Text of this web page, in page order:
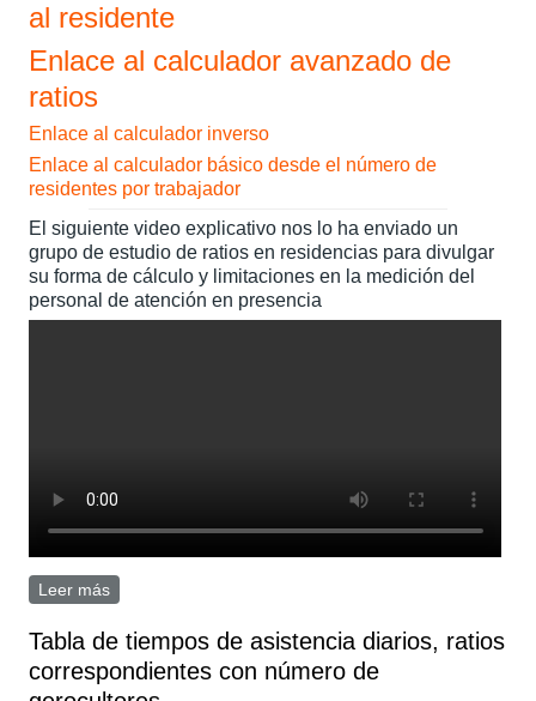
al residente
Enlace al calculador avanzado de
ratios
Enlace al calculador inverso
Enlace al calculador básico desde el número de
residentes por trabajador
El siguiente video explicativo nos lo ha enviado un
grupo de estudio de ratios en residencias para divulgar
su forma de cálculo y limitaciones en la medición del
personal de atención en presencia
Leer más
Tabla de tiempos de asistencia diarios, ratios
correspondientes con número de